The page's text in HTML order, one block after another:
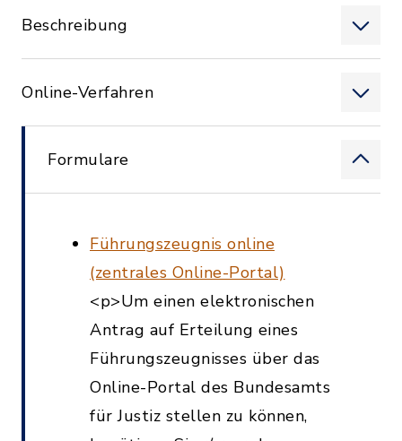
Beschreibung
Online-Verfahren
Formulare
Führungszeugnis online
(zentrales Online-Portal)
<p>Um einen elektronischen
Antrag auf Erteilung eines
Führungszeugnisses über das
Online-Portal des Bundesamts
für Justiz stellen zu können,